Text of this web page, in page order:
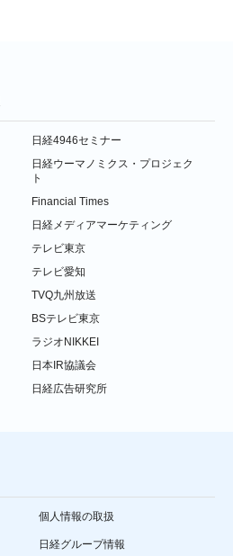
日経4946セミナー
日経ウーマノミクス・プロジェク
ト
Financial Times
日経メディアマーケティング
テレビ東京
テレビ愛知
TVQ九州放送
BSテレビ東京
ラジオNIKKEI
日本IR協議会
日経広告研究所
個人情報の取扱
日経グループ情報